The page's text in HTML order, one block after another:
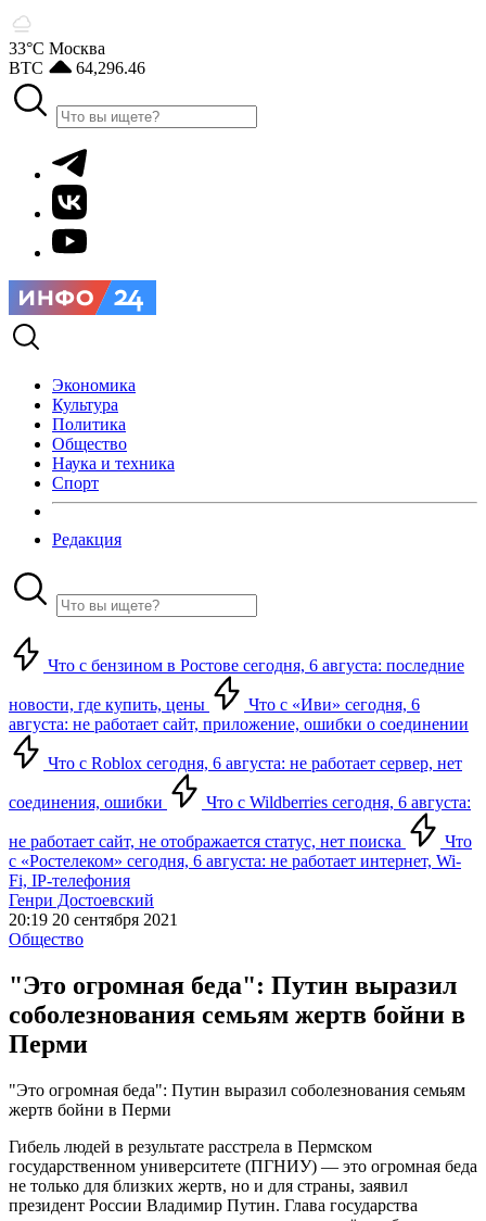
33°С Москва
BTC
64,296.46
Экономика
Культура
Политика
Общество
Наука и техника
Спорт
Редакция
Что с бензином в Ростове сегодня, 6 августа: последние
новости, где купить, цены
Что с «Иви» сегодня, 6
августа: не работает сайт, приложение, ошибки о соединении
Что с Roblox сегодня, 6 августа: не работает сервер, нет
соединения, ошибки Что с Wildberries сегодня, 6 августа:
не работает сайт, не отображается статус, нет поиска
Что
с «Ростелеком» сегодня, 6 августа: не работает интернет, Wi-
Fi, IP-телефония
Генри Достоевский
20:19 20 сентября 2021
Общество
"Это огромная беда": Путин выразил
соболезнования семьям жертв бойни в
Перми
"Это огромная беда": Путин выразил соболезнования семьям
жертв бойни в Перми
Гибель людей в результате расстрела в Пермском
государственном университете (ПГНИУ) — это огромная беда
не только для близких жертв, но и для страны, заявил
президент России Владимир Путин. Глава государства